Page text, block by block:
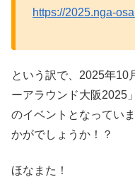
https://2025.nga-
という訳で、2025年10
ーアラウンド大阪2025
のイベントとなってい
かがでしょうか！？
ほなまた！